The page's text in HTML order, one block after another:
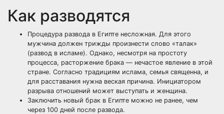
Как разводятся
Процедура развода в Египте несложная. Для этого
мужчина должен трижды произнести слово «талак»
(развод в исламе). Однако, несмотря на простоту
процесса, расторжение брака — нечастое явление в этой
стране. Согласно традициям ислама, семья священна, и
для расставания нужна веская причина. Инициатором
разрыва отношений может выступать и женщина.
Заключить новый брак в Египте можно не ранее, чем
через 100 дней после развода.